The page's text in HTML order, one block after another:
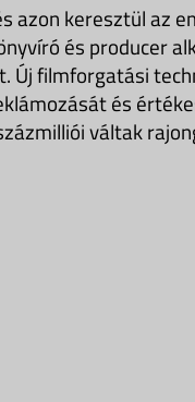
azon keresztül az
és producer
filmforgatási
és
váltak